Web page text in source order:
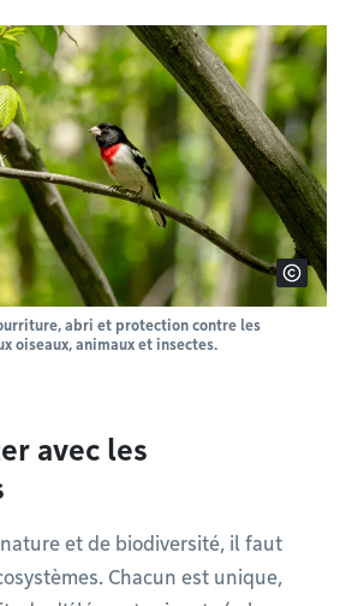
abri et protection contre les
oiseaux, animaux et insectes.
avec les
et de biodiversité, il faut
Chacun est unique,